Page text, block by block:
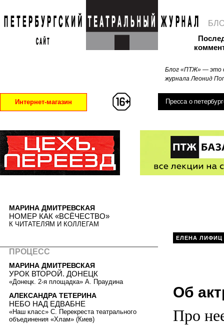
Блог «ПТЖ» — это
журнала Леонид
Интернет-магазин Пресса о
ЕЛЕНА ЛИФИЦ
Об
Про
МАРИНА ДМИТРЕВСКАЯ
НОМЕР КАК «ВСЁЧЕСТВО»
К ЧИТАТЕЛЯМ И КОЛЛЕГАМ
ПРОЦЕСС
МАРИНА ДМИТРЕВСКАЯ
УРОК ВТОРОЙ. ДОНЕЦК
«Донецк. 2-я площадка» А. Праудина
АЛЕКСАНДРА ТЕТЕРИНА
НЕБО НАД ЕДВАБНЕ
«Наш класс» С. Перекреста театрального
объединения «Хлам» (Киев)